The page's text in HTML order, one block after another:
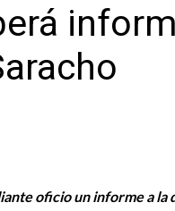
oficio un informe a